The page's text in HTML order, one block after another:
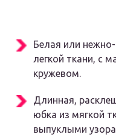
Белая или
легкой ткани, с
кружевом.
Длинная,
юбка из мягкой
выпуклыми